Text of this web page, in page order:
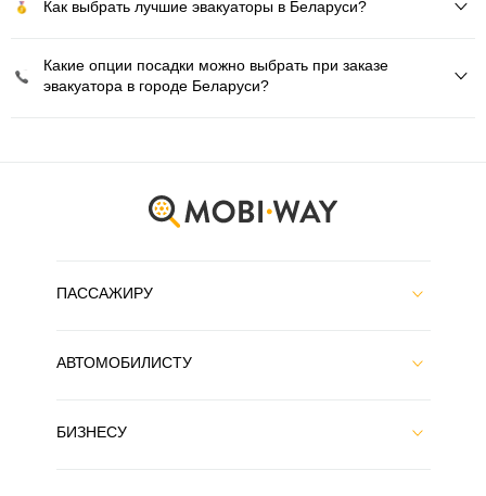
Как выбрать лучшие эвакуаторы в Беларуси?
Какие опции посадки можно выбрать при заказе
эвакуатора в городе Беларуси?
ПАССАЖИРУ
АВТОМОБИЛИСТУ
БИЗНЕСУ